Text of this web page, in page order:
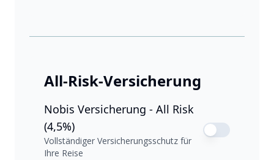
All-Risk-Versicherung
Nobis Versicherung - All Risk
(4,5%)
Vollständiger Versicherungsschutz für
Ihre Reise